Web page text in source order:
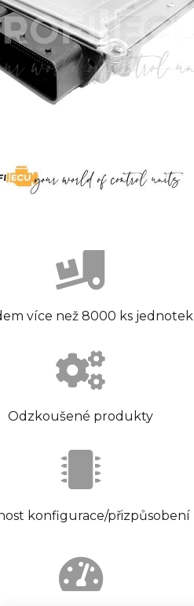
více než 8000 ks jednotek
Odzkoušené produkty
konfigurace/přizpůsobení